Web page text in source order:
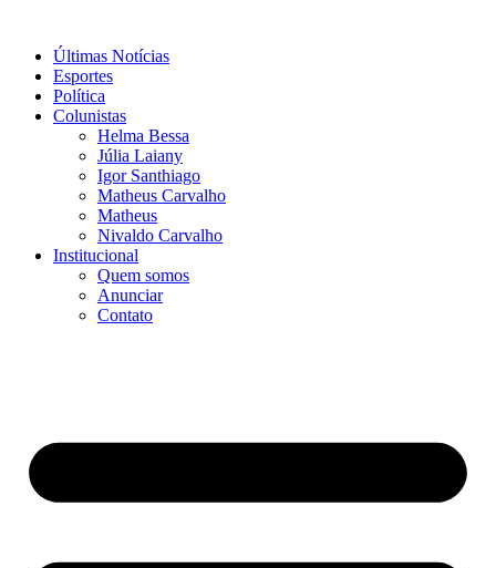
conteúdo
Últimas Notícias
Esportes
Política
Colunistas
Helma Bessa
Júlia Laiany
Igor Santhiago
Matheus Carvalho
Matheus
Nivaldo Carvalho
Institucional
Quem somos
Anunciar
Contato